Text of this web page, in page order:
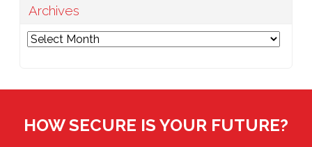
Archives
Archives
HOW SECURE IS YOUR FUTURE?